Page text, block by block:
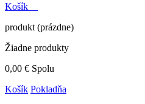
Košík
produkt (prázdne)
Žiadne produkty
0,00 € Spolu
Košík Pokladňa